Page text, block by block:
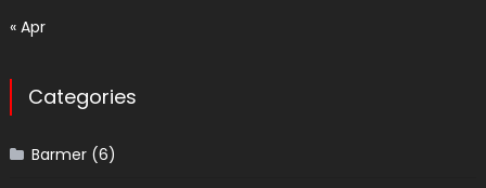
« Apr
Categories
Barmer(6)